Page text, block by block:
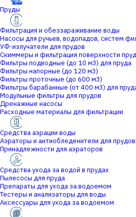
Пруды
Фильтрация и обеззараживание воды
Насосы для ручьев, водопадов, систем
УФ-излучатели для прудов
Скиммеры и фильтрация поверхности
Фильтры подводные (до 10 м3) для пруда
Фильтры напорные (до 120 м3)
Фильтры проточные (до 600 м3)
Фильтры барабанные (от 400 м3) для
Модульные фильтры для прудов
Дренажные насосы
Расходные материалы для фильтрации
Средства аэрации воды
Аэраторы и антиобледенители для прудов
Принадлежности для аэраторов
Средства ухода за водой в прудах
Пылесосы для пруда
Препараты для ухода за водоемом
Тестеры и анализаторы для воды
Аксессуары для ухода за водоемом